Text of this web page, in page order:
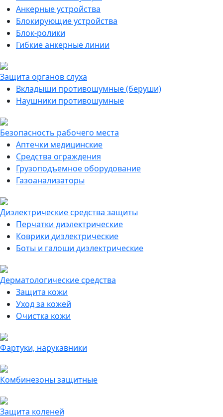
Анкерные устройства
Блокирующие устройства
Блок-ролики
Гибкие анкерные линии
Защита органов слуха
Вкладыши противошумные (беруши)
Наушники противошумные
Безопасность рабочего места
Аптечки медицинские
Средства ограждения
Грузоподъемное оборудование
Газоанализаторы
Диэлектрические средства защиты
Перчатки диэлектрические
Коврики диэлектрические
Боты и галоши диэлектрические
Дерматологические средства
Защита кожи
Уход за кожей
Очистка кожи
Фартуки, нарукавники
Комбинезоны защитные
Защита коленей